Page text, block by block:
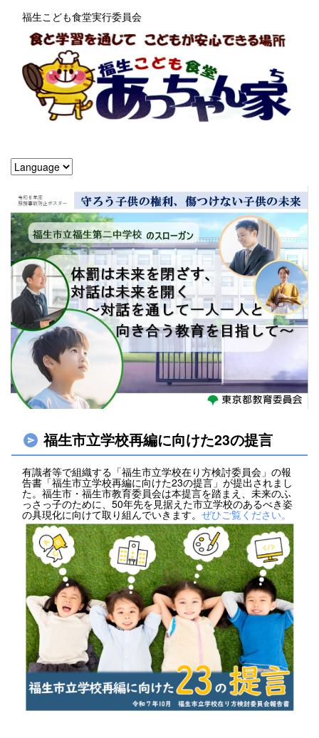
福生こども食堂実行委員会
福生市立学校再編に向けた23の提言
有識者等で組織する「福生市立学校在り方検討委員会」の報
告書「福生市立学校再編に向けた23の提言」が提出されまし
た。福生市・福生市教育委員会は本提言を踏まえ、未来のふ
っさっ子のために、50年先を見据えた市立学校のあるべき姿
の具現化に向けて取り組んでいきます。 ぜひご覧ください。